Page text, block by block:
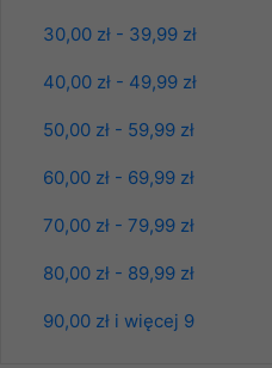
30,00 zł - 39,99 zł
40,00 zł - 49,99 zł
50,00 zł - 59,99 zł
60,00 zł - 69,99 zł
70,00 zł - 79,99 zł
80,00 zł - 89,99 zł
90,00 zł i więcej 9
Spodnie damskie
jeansy Roz 25-30, 1